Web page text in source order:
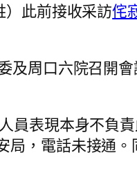
）此前接收采訪侘
周口六院召開
員表現本身不負
，電話未接通